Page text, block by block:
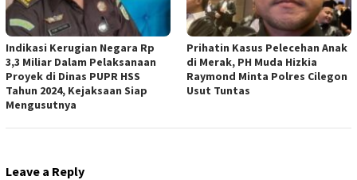
Indikasi Kerugian Negara Rp
3,3 Miliar Dalam Pelaksanaan
Proyek di Dinas PUPR HSS
Tahun 2024, Kejaksaan Siap
Mengusutnya
Prihatin Kasus Pelecehan Anak
di Merak, PH Muda Hizkia
Raymond Minta Polres Cilegon
Usut Tuntas
Leave a Reply